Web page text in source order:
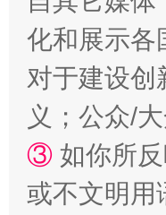
完善运行机制助
化和展示各
对于建设创
义；公众/
③ 如你所
或不文明用